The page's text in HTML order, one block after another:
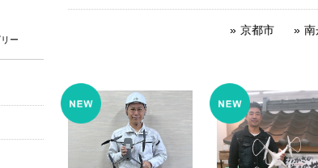
京都市 南
ー